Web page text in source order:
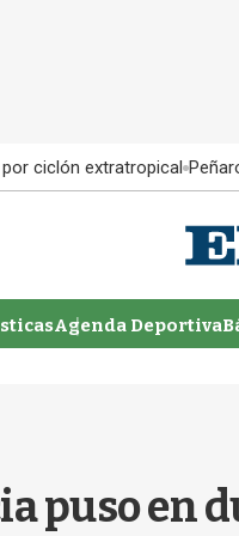
ciclón extratropical
Agenda Deportiva
puso en